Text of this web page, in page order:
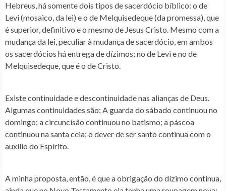
Hebreus, há somente dois tipos de sacerdócio bíblico: o de
Levi (mosaico, da lei) e o de Melquisedeque (da promessa), que
é superior, definitivo e o mesmo de Jesus Cristo. Mesmo com a
mudança da lei, peculiar à mudança de sacerdócio, em ambos
os sacerdócios há entrega de dízimos; no de Levi e no de
Melquisedeque, que é o de Cristo.
Existe continuidade e descontinuidade nas alianças de Deus.
Algumas continuidades são: A guarda do sábado continuou no
domingo; a circuncisão continuou no batismo; a páscoa
continuou na santa ceia; o dever de ser santo continua com o
auxílio do Espírito.
A minha proposta, então, é que a obrigação do dízimo continua,